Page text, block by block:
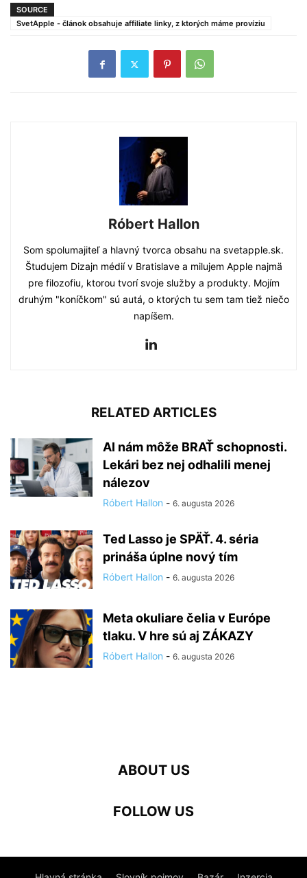
SOURCE
SvetApple - článok obsahuje affiliate linky, z ktorých máme províziu
Róbert Hallon
Som spolumajiteľ a hlavný tvorca obsahu na svetapple.sk.
Študujem Dizajn médií v Bratislave a milujem Apple najmä
pre filozofiu, ktorou tvorí svoje služby a produkty. Mojím
druhým "koníčkom" sú autá, o ktorých tu sem tam tiež niečo
napíšem.
RELATED ARTICLES
AI nám môže BRAŤ schopnosti.
Lekári bez nej odhalili menej
nálezov
Róbert Hallon - 6. augusta 2026
Ted Lasso je SPÄŤ. 4. séria
prináša úplne nový tím
Róbert Hallon - 6. augusta 2026
Meta okuliare čelia v Európe
tlaku. V hre sú aj ZÁKAZY
Róbert Hallon - 6. augusta 2026
ABOUT US
FOLLOW US